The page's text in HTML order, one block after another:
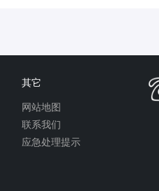
其它
网站地图
联系我们
应急处理提示